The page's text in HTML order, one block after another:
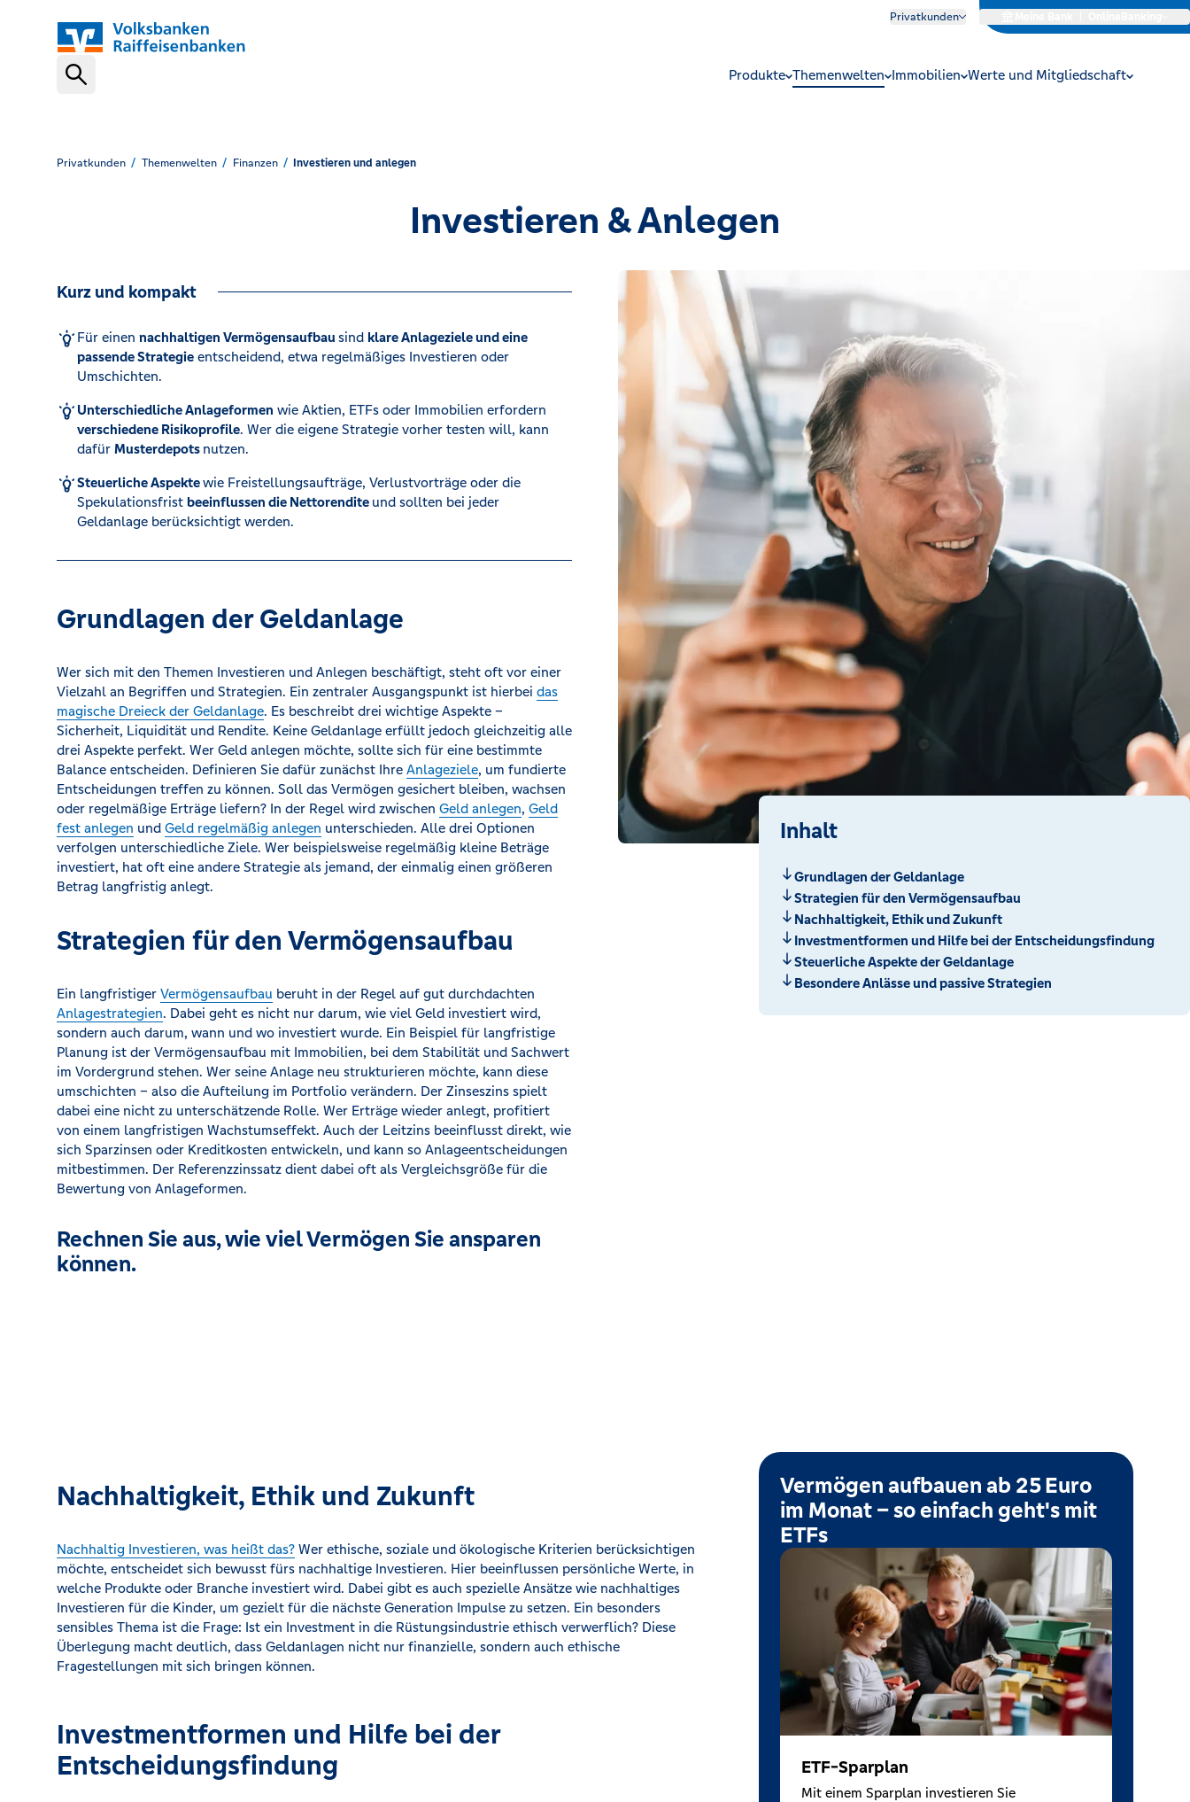
Privatkunden
VR Banking App
Karte sperren (116 116)
Kreditrechner
Immobilien
Produkte Themenwelten Immobilien Werte und Mitgliedschaft
Privatkunden Themenwelten Finanzen Investieren und anlegen
Investieren & Anlegen
Kurz und kompakt
Für einennachhaltigen Vermögensaufbausind klare Anlageziele und eine
passende Strategie entscheidend, etwa regelmäßiges Investieren oder
Umschichten.
Unterschiedliche Anlageformen wie Aktien, ETFs oder Immobilien erfordern
verschiedene Risikoprofile. Wer die eigene Strategie vorher testen will, kann
dafürMusterdepots nutzen.
Steuerliche Aspektewie Freistellungsaufträge, Verlustvorträge oder die
Spekulationsfrist beeinflussen die Nettorendite und sollten bei jeder
Geldanlage berücksichtigt werden.
Inhalt
Grundlagen der Geldanlage
Strategien für den Vermögensaufbau
Nachhaltigkeit, Ethik und Zukunft
Investmentformen und Hilfe bei der Entscheidungsfindung
Steuerliche Aspekte der Geldanlage
Besondere Anlässe und passive Strategien
Grundlagen der Geldanlage
Wer sich mit den Themen Investieren und Anlegen beschäftigt, steht oft vor einer
Vielzahl an Begriffen und Strategien. Ein zentraler Ausgangspunkt ist hierbei das
magische Dreieck der Geldanlage. Es beschreibt drei wichtige Aspekte –
Sicherheit, Liquidität und Rendite. Keine Geldanlage erfüllt jedoch gleichzeitig alle
drei Aspekte perfekt. Wer Geld anlegen möchte, sollte sich für eine bestimmte
Balance entscheiden. Definieren Sie dafür zunächst Ihre Anlageziele, um fundierte
Entscheidungen treffen zu können. Soll das Vermögen gesichert bleiben, wachsen
oder regelmäßige Erträge liefern? In der Regel wird zwischen Geld anlegen, Geld
fest anlegen und Geld regelmäßig anlegen unterschieden. Alle drei Optionen
verfolgen unterschiedliche Ziele. Wer beispielsweise regelmäßig kleine Beträge
investiert, hat oft eine andere Strategie als jemand, der einmalig einen größeren
Betrag langfristig anlegt.
Strategien für den Vermögensaufbau
Ein langfristiger Vermögensaufbau beruht in der Regel auf gut durchdachten
Anlagestrategien. Dabei geht es nicht nur darum, wie viel Geld investiert wird,
sondern auch darum, wann und wo investiert wurde. Ein Beispiel für langfristige
Planung ist der Vermögensaufbau mit Immobilien, bei dem Stabilität und Sachwert
im Vordergrund stehen. Wer seine Anlage neu strukturieren möchte, kann diese
umschichten – also die Aufteilung im Portfolio verändern. Der Zinseszins spielt
dabei eine nicht zu unterschätzende Rolle. Wer Erträge wieder anlegt, profitiert
von einem langfristigen Wachstumseffekt. Auch der Leitzins beeinflusst direkt, wie
sich Sparzinsen oder Kreditkosten entwickeln, und kann so Anlageentscheidungen
mitbestimmen. Der Referenzzinssatz dient dabei oft als Vergleichsgröße für die
Bewertung von Anlageformen.
Rechnen Sie aus, wie viel Vermögen Sie ansparen
können.
Nachhaltigkeit, Ethik und Zukunft
Nachhaltig Investieren, was heißt das? Wer ethische, soziale und ökologische Kriterien berücksichtigen
möchte, entscheidet sich bewusst fürs nachhaltige Investieren. Hier beeinflussen persönliche Werte, in
welche Produkte oder Branche investiert wird. Dabei gibt es auch spezielle Ansätze wie nachhaltiges
Investieren für die Kinder, um gezielt für die nächste Generation Impulse zu setzen. Ein besonders
sensibles Thema ist die Frage: Ist ein Investment in die Rüstungsindustrie ethisch verwerflich? Diese
Überlegung macht deutlich, dass Geldanlagen nicht nur finanzielle, sondern auch ethische
Fragestellungen mit sich bringen können.
Vermögen aufbauen ab 25 Euro
im Monat – so einfach geht's mit
ETFs
ETF-Sparplan
Mit einem Sparplan investieren Sie
Investmentformen und Hilfe bei der
Entscheidungsfindung